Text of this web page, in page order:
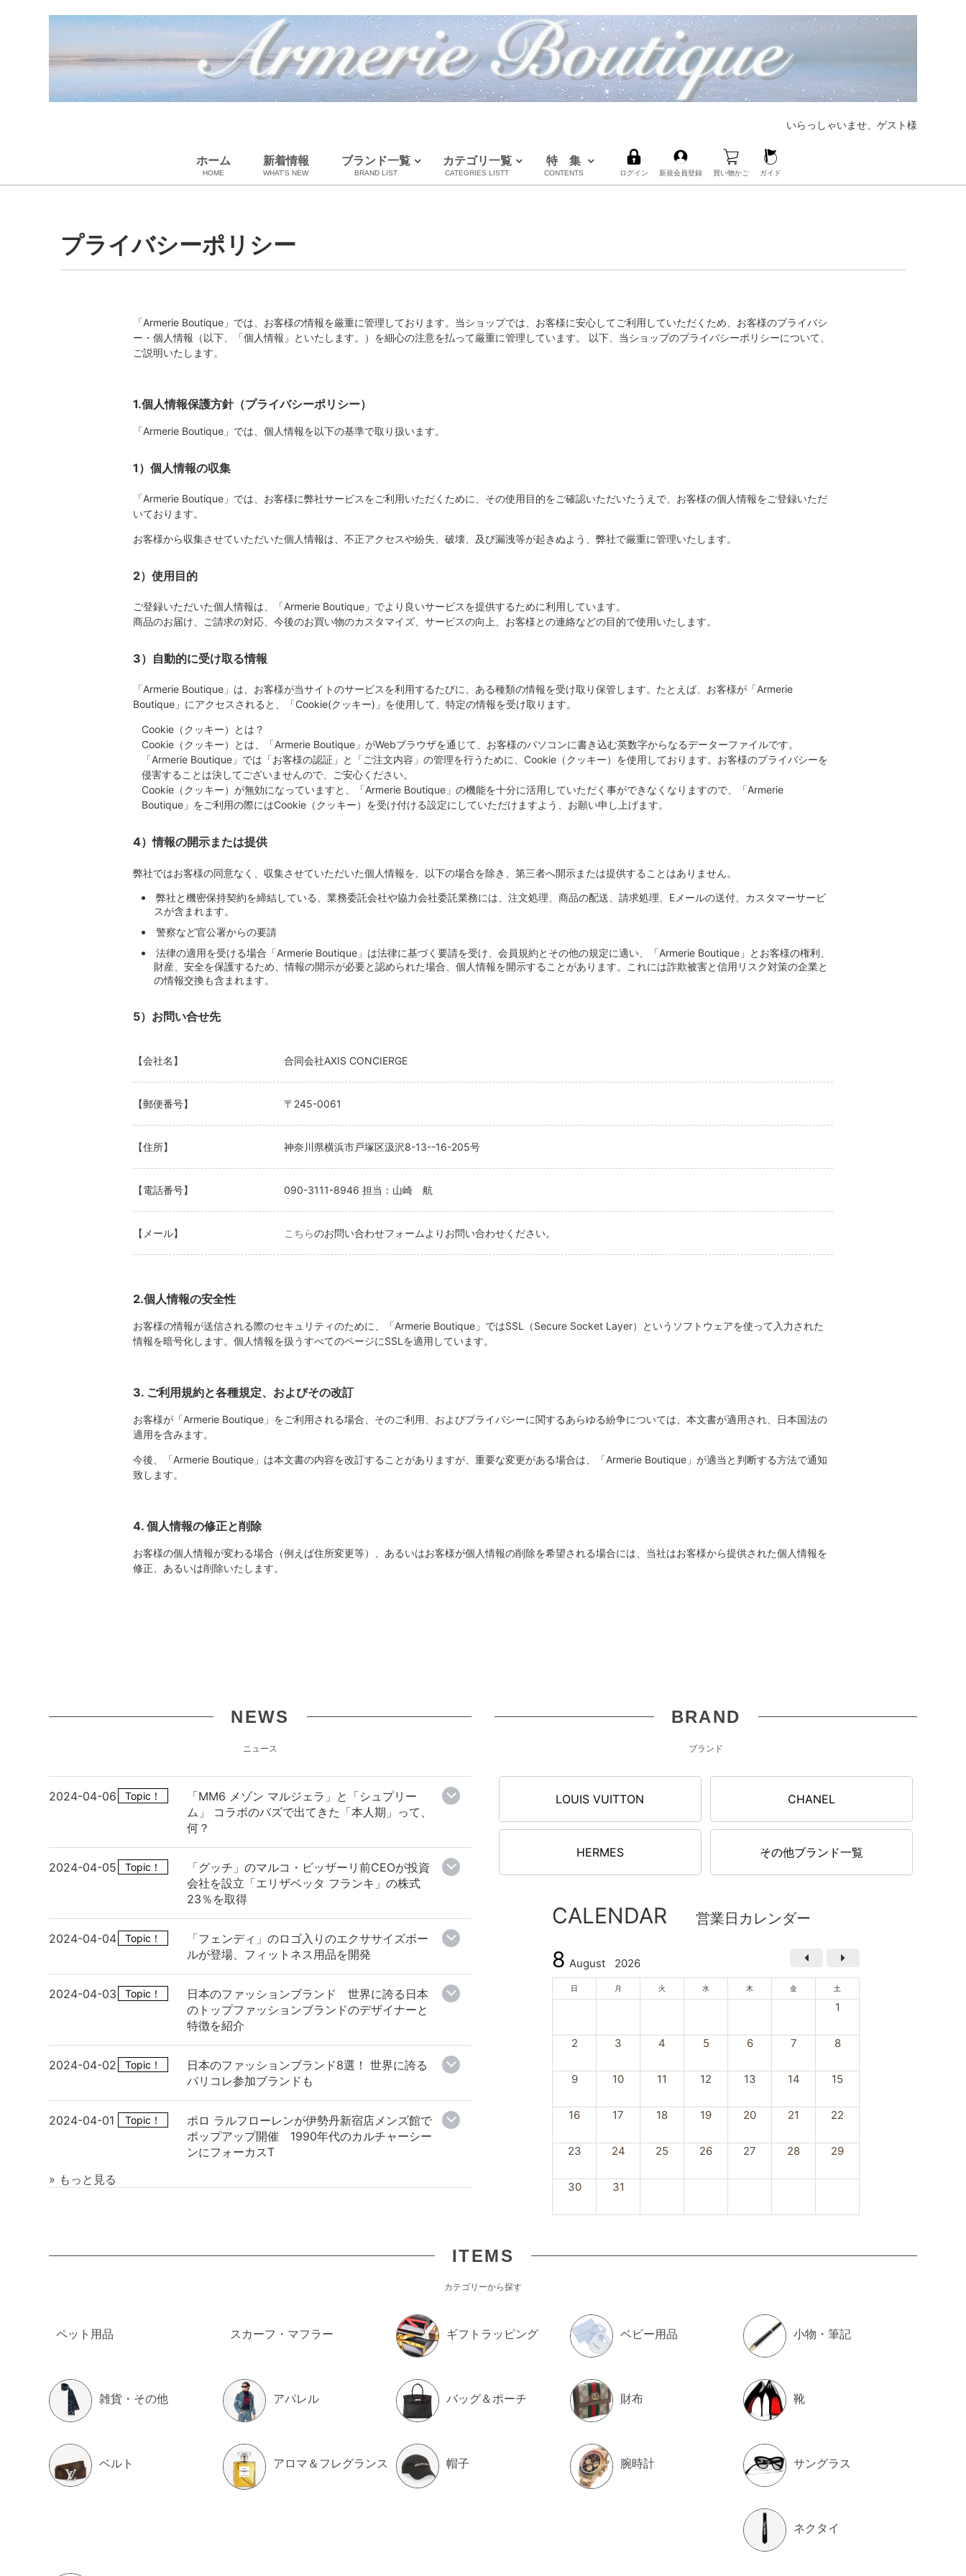
いらっしゃいませ、ゲスト様
ホーム
HOME
新着情報
WHAT'S NEW
ブランド一覧
BRAND LIST
カテゴリ一覧
CATEGRIES LISTT
特 集
CONTENTS ログイン 新規会員登録 買い物かご ガイド
プライバシーポリシー
「Armerie Boutique」では、お客様の情報を厳重に管理しております。当ショップでは、お客様に安心してご利用していただくため、お客様のプライバシ
ー・個人情報（以下、「個人情報」といたします。）を細心の注意を払って厳重に管理しています。 以下、当ショップのプライバシーポリシーについて、
ご説明いたします。
1.個人情報保護方針（プライバシーポリシー）
「Armerie Boutique」では、個人情報を以下の基準で取り扱います。
1）個人情報の収集
「Armerie Boutique」では、お客様に弊社サービスをご利用いただくために、その使用目的をご確認いただいたうえで、お客様の個人情報をご登録いただ
いております。
お客様から収集させていただいた個人情報は、不正アクセスや紛失、破壊、及び漏洩等が起きぬよう、弊社で厳重に管理いたします。
2）使用目的
ご登録いただいた個人情報は、「Armerie Boutique」でより良いサービスを提供するために利用しています。
商品のお届け、ご請求の対応、今後のお買い物のカスタマイズ、サービスの向上、お客様との連絡などの目的で使用いたします。
3）自動的に受け取る情報
「Armerie Boutique」は、お客様が当サイトのサービスを利用するたびに、ある種類の情報を受け取り保管します。たとえば、お客様が「Armerie
Boutique」にアクセスされると、「Cookie(クッキー)」を使用して、特定の情報を受け取ります。
Cookie（クッキー）とは？
Cookie（クッキー）とは、「Armerie Boutique」がWebブラウザを通じて、お客様のパソコンに書き込む英数字からなるデーターファイルです。
「Armerie Boutique」では「お客様の認証」と「ご注文内容」の管理を行うために、Cookie（クッキー）を使用しております。お客様のプライバシーを
侵害することは決してございませんので、ご安心ください。
Cookie（クッキー）が無効になっていますと、「Armerie Boutique」の機能を十分に活用していただく事ができなくなりますので、「Armerie
Boutique」をご利用の際にはCookie（クッキー）を受け付ける設定にしていただけますよう、お願い申し上げます。
4）情報の開示または提供
弊社ではお客様の同意なく、収集させていただいた個人情報を、以下の場合を除き、第三者へ開示または提供することはありません。
弊社と機密保持契約を締結している、業務委託会社や協力会社委託業務には、注文処理、商品の配送、請求処理、Eメールの送付、カスタマーサービ
スが含まれます。
警察など官公署からの要請
法律の適用を受ける場合「Armerie Boutique」は法律に基づく要請を受け、会員規約とその他の規定に適い、「Armerie Boutique」とお客様の権利、
財産、安全を保護するため、情報の開示が必要と認められた場合、個人情報を開示することがあります。これには詐欺被害と信用リスク対策の企業と
の情報交換も含まれます。
5）お問い合せ先
【会社名】 合同会社AXIS CONCIERGE
【郵便番号】 〒245-0061
【住所】 神奈川県横浜市戸塚区汲沢8-13--16-205号
【電話番号】 090-3111-8946 担当：山崎 航
【メール】 こちらのお問い合わせフォームよりお問い合わせください。
2.個人情報の安全性
お客様の情報が送信される際のセキュリティのために、「Armerie Boutique」ではSSL（Secure Socket Layer）というソフトウェアを使って入力された
情報を暗号化します。個人情報を扱うすべてのページにSSLを適用しています。
3. ご利用規約と各種規定、およびその改訂
お客様が「Armerie Boutique」をご利用される場合、そのご利用、およびプライバシーに関するあらゆる紛争については、本文書が適用され、日本国法の
適用を含みます。
今後、「Armerie Boutique」は本文書の内容を改訂することがありますが、重要な変更がある場合は、「Armerie Boutique」が適当と判断する方法で通知
致します。
4. 個人情報の修正と削除
お客様の個人情報が変わる場合（例えば住所変更等）、あるいはお客様が個人情報の削除を希望される場合には、当社はお客様から提供された個人情報を
修正、あるいは削除いたします。
NEWS
ニュース
2024-04-06 Topic！
「MM6 メゾン マルジェラ」と「シュプリー
ム」 コラボのバズで出てきた「本人期」って、
何？
2024-04-05 Topic！
「グッチ」のマルコ・ビッザーリ前CEOが投資
会社を設立「エリザベッタ フランキ」の株式
23％を取得
2024-04-04 Topic！
「フェンディ」のロゴ入りのエクササイズボー
ルが登場、フィットネス用品を開発
2024-04-03 Topic！
日本のファッションブランド 世界に誇る日本
のトップファッションブランドのデザイナーと
特徴を紹介
2024-04-02 Topic！
日本のファッションブランド8選！ 世界に誇る
パリコレ参加ブランドも
2024-04-01 Topic！
ポロ ラルフローレンが伊勢丹新宿店メンズ館で
ポップアップ開催 1990年代のカルチャーシー
ンにフォーカスT
» もっと見る
BRAND
ブランド
LOUIS VUITTON CHANEL
HERMES その他ブランド一覧
CALENDAR 営業日カレンダー
8 August 2026
日 月 火 水 木 金 土
1
2 3 4 5 6 7 8
9 10 11 12 13 14 15
16 17 18 19 20 21 22
23 24 25 26 27 28 29
30 31
ITEMS
カテゴリーから探す
ペット用品 スカーフ・マフラー ギフトラッピング ベビー用品 小物・筆記
雑貨・その他 アパレル バッグ＆ポーチ 財布 靴
ベルト アロマ＆フレグランス 帽子 腕時計 サングラス
ネクタイ